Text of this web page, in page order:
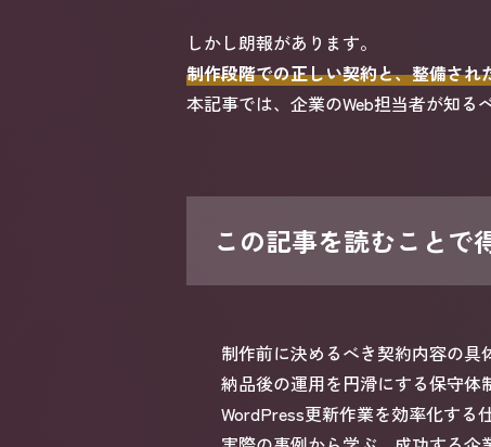
しかし朗報があります。
制作段階での正しい契約と、整備さ
本記事では、企業のWeb担当者が知る
この記事を読むことで
制作前に決めるべき契約内容の具
納品後の運用を円滑にする保守体
WordPress更新作業を効率化する